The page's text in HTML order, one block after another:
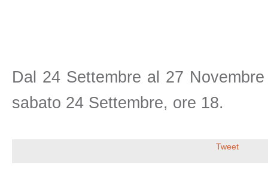
Dal 24 Settembre al 27
sabato 24 Settembre, ore 18.
Tweet